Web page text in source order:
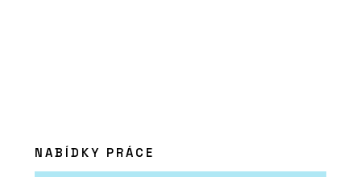
NABÍDKY PRÁCE